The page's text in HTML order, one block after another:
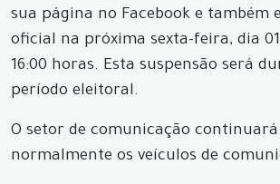
sua página no Facebook e também
oficial na próxima sexta-feira, dia
16:00 horas. Esta suspensão será
período eleitoral.
O setor de comunicação
normalmente os veículos de